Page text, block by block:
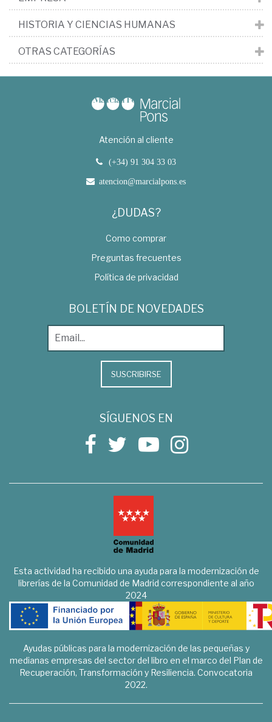
HISTORIA Y CIENCIAS HUMANAS
OTRAS CATEGORÍAS
Atención al cliente
(+34) 91 304 33 03
atencion@marcialpons.es
¿DUDAS?
Como comprar
Preguntas frecuentes
Política de privacidad
BOLETÍN DE NOVEDADES
SUSCRIBIRSE
SÍGUENOS EN
Esta actividad ha recibido una ayuda para la modernización de
librerías de la Comunidad de Madrid correspondiente al año
2024
Ayudas públicas para la modernización de las pequeñas y
medianas empresas del sector del libro en el marco del Plan de
Recuperación, Transformación y Resiliencia. Convocatoria
2022.